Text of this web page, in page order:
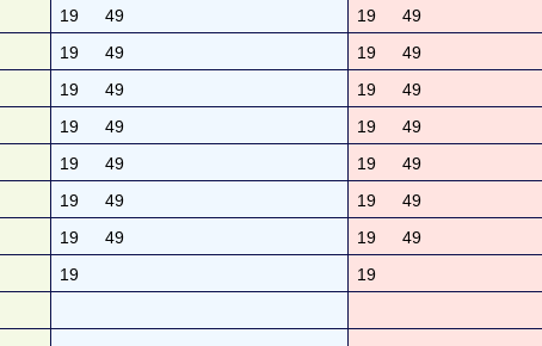
19 49 19
49
19 49 19
49
19 49 19
49
19 49 19
49
19 49 19
49
19 49 19
49
19 49 19
49
19
19